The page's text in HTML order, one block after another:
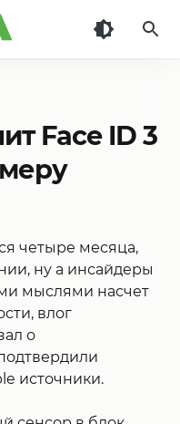
Face ID 3
четыре месяца,
ну а инсайдеры
мыслями насчет
влог
о
источники.